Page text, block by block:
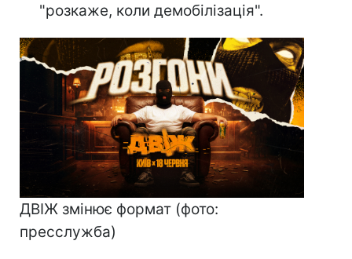
"розкаже, коли демобілізація".
ДВІЖ змінює формат (фото:
пресслужба)